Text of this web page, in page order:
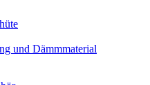
und Dämmmaterial